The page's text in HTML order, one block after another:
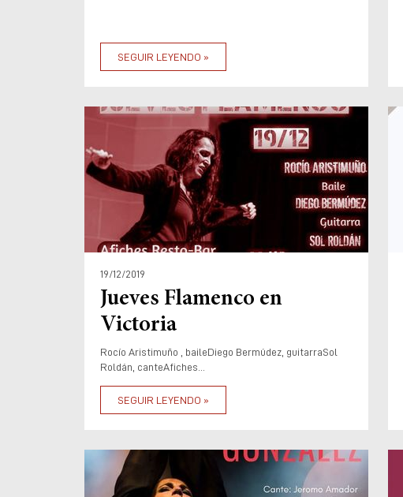
SEGUIR LEYENDO »
19/12/2019
Jueves Flamenco en
Victoria
Rocío Aristimuño , baileDiego Bermúdez, guitarraSol
Roldán, canteAfiches...
SEGUIR LEYENDO »